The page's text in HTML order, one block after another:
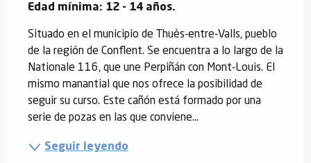
Edad mínima: 12 - 14 años.
Situado en el municipio de Thuès-entre-Valls, pueblo
de la región de Conflent. Se encuentra a lo largo de la
Nationale 116, que une Perpiñán con Mont-Louis. El
mismo manantial que nos ofrece la posibilidad de
seguir su curso. Este cañón está formado por una
serie de pozas en las que conviene...
Seguir leyendo